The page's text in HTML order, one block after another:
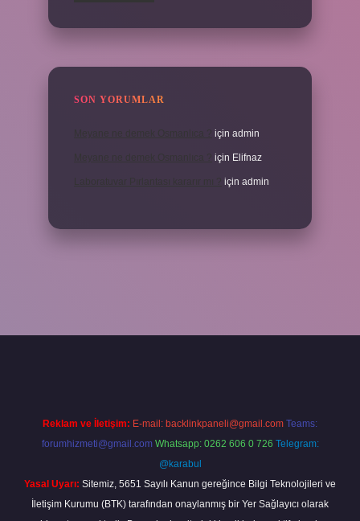
SON YORUMLAR
için admin
için Elifnaz
için admin
Reklam ve İletişim: E-mail: backlinkpaneli@gmail.com Teams:
forumhizmeti@gmail.com Whatsapp: 0262 606 0 726 Telegram:
@karabul
Yasal Uyarı: Sitemiz, 5651 Sayılı Kanun gereğince Bilgi Teknolojileri ve
İletişim Kurumu (BTK) tarafından onaylanmış bir Yer Sağlayıcı olarak